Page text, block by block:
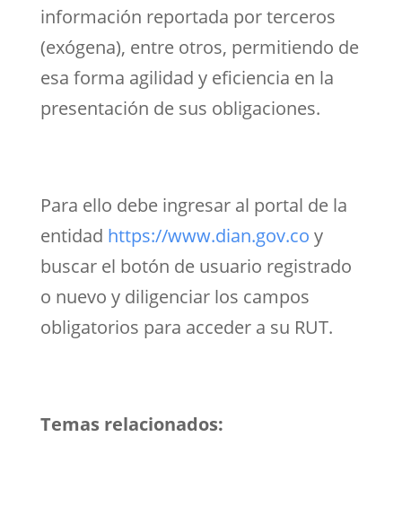
información reportada por terceros
(exógena), entre otros, permitiendo de
esa forma agilidad y eficiencia en la
presentación de sus obligaciones.
Para ello debe ingresar al portal de la
entidad https://www.dian.gov.co y
buscar el botón de usuario registrado
o nuevo y diligenciar los campos
obligatorios para acceder a su RUT.
Temas relacionados: